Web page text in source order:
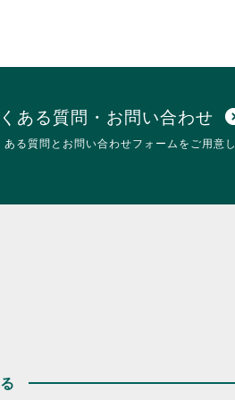
ある質問・お問い合わせ
ある質問とお問い合わせフォームをご用意し